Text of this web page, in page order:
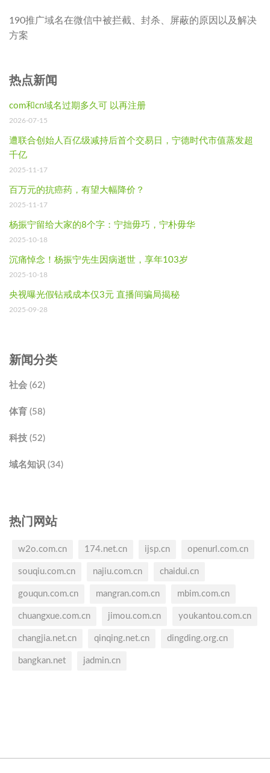
190推广域名在微信中被拦截、封杀、屏蔽的原因以及解决
方案
热点新闻
com和cn域名过期多久可 以再注册
2026-07-15
遭联合创始人百亿级减持后首个交易日，宁德时代市值蒸发超
千亿
2025-11-17
百万元的抗癌药，有望大幅降价？
2025-11-17
杨振宁留给大家的8个字：宁拙毋巧，宁朴毋华
2025-10-18
沉痛悼念！杨振宁先生因病逝世，享年103岁
2025-10-18
央视曝光假钻戒成本仅3元 直播间骗局揭秘
2025-09-28
新闻分类
社会 (62)
体育 (58)
科技 (52)
域名知识 (34)
热门网站
w2o.com.cn 174.net.cn ijsp.cn openurl.com.cn
souqiu.com.cn najiu.com.cn chaidui.cn
gouqun.com.cn mangran.com.cn mbim.com.cn
chuangxue.com.cn jimou.com.cn youkantou.com.cn
changjia.net.cn qinqing.net.cn dingding.org.cn
bangkan.net jadmin.cn